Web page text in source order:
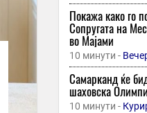
Покажа како го
Сопругата на
во Мајами
10 минути -
Самарканд ќе
шаховска
10 минути -